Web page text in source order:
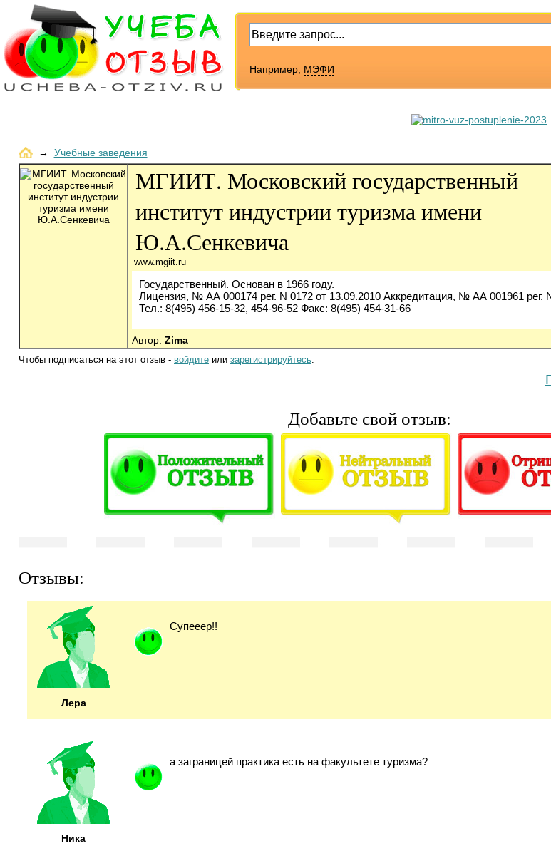
Например, МЭФИ
→ Учебные заведения
МГИИТ. Московский государственный
институт индустрии туризма имени
Ю.А.Сенкевича
www.mgiit.ru
Государственный. Основан в 1966 году.
Лицензия, № АА 000174 рег. N 0172 от 13.09.2010 Аккредитация, № АА 001961 рег.
Тел.: 8(495) 456-15-32, 454-96-52 Факс: 8(495) 454-31-66
Автор: Zima
Чтобы подписаться на этот отзыв - войдите или зарегистрируйтесь.
Добавьте свой отзыв:
Отзывы:
Лера
Супееер!!
Ника
а заграницей практика есть на факультете туризма?